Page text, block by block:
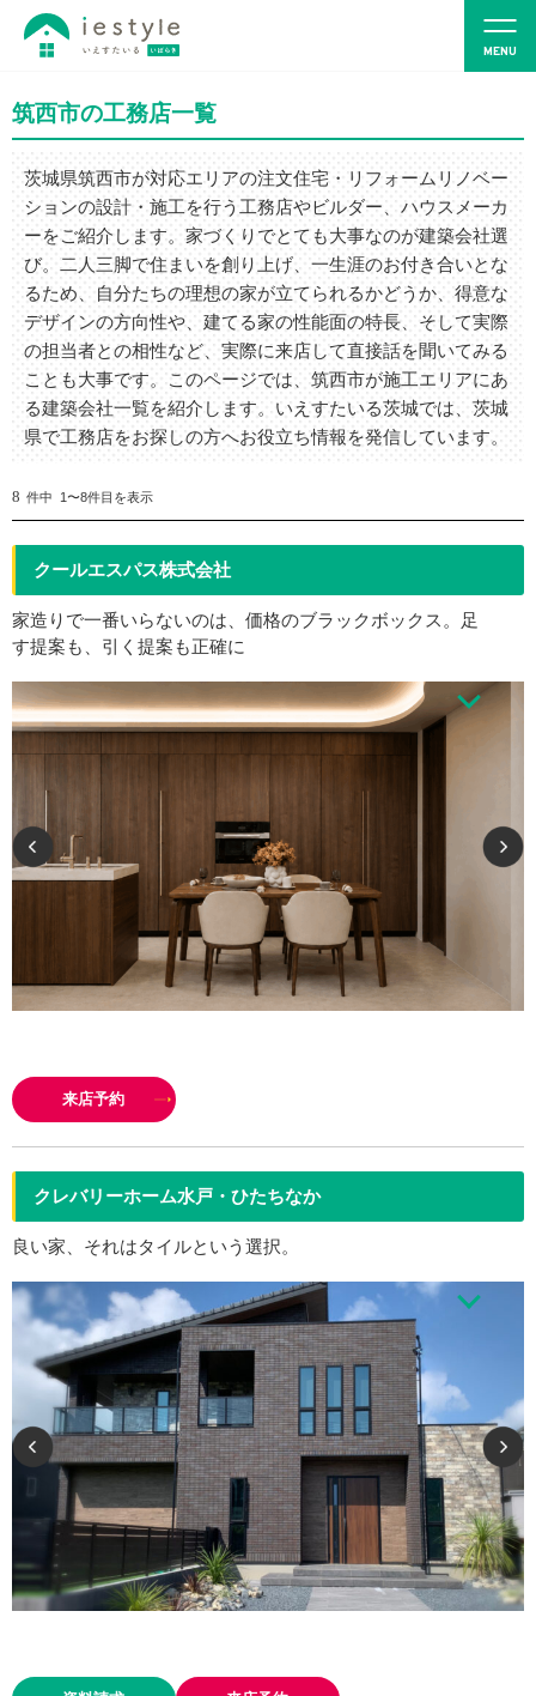
筑西市の工務店一覧
茨城県筑西市が対応エリアの注文住宅・リフォームリノベー
ションの設計・施工を行う工務店やビルダー、ハウスメーカ
ーをご紹介します。家づくりでとても大事なのが建築会社選
び。二人三脚で住まいを創り上げ、一生涯のお付き合いとな
るため、自分たちの理想の家が立てられるかどうか、得意な
デザインの方向性や、建てる家の性能面の特長、そして実際
の担当者との相性など、実際に来店して直接話を聞いてみる
ことも大事です。このページでは、筑西市が施工エリアにあ
る建築会社一覧を紹介します。いえすたいる茨城では、茨城
県で工務店をお探しの方へお役立ち情報を発信しています。
8 件中 1〜8件目を表示
クールエスパス株式会社
家造りで一番いらないのは、価格のブラックボックス。足
す提案も、引く提案も正確に
備えた仕様をあらかじめ標準とし、その内容と価格を明瞭にお伝えします。
私たちはこの標準仕…
来店予約
クレバリーホーム水戸・ひたちなか
良い家、それはタイルという選択。
な暮らしを永く支える住まいであるために、 (1)生涯メンテナンスフリーの